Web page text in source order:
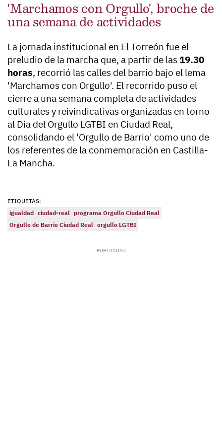
'Marchamos con Orgullo', broche de
una semana de actividades
La jornada institucional en El Torreón fue el
preludio de la marcha que, a partir de las 19.30
horas, recorrió las calles del barrio bajo el lema
'Marchamos con Orgullo'. El recorrido puso el
cierre a una semana completa de actividades
culturales y reivindicativas organizadas en torno
al Día del Orgullo LGTBI en Ciudad Real,
consolidando el 'Orgullo de Barrio' como uno de
los referentes de la conmemoración en Castilla-
La Mancha.
ETIQUETAS:
igualdad ciudad-real programa Orgullo Ciudad Real
Orgullo de Barrio Ciudad Real orgullo LGTBI